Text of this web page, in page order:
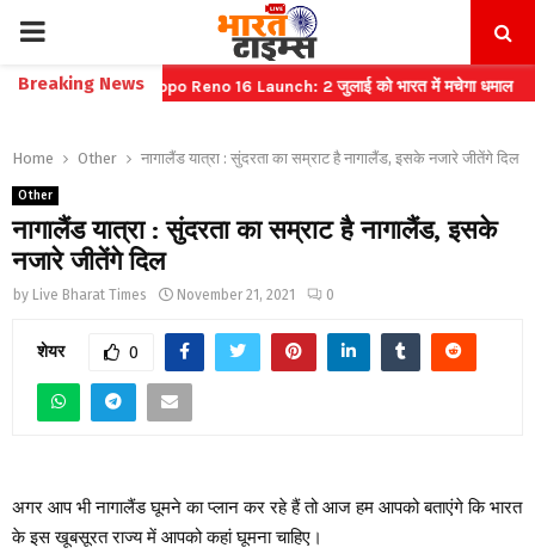
PRIMARY
MENU
Breaking News
बुकिंग ⇝ Oppo Reno 16 Launch: 2 जुलाई को भारत में मचेगा धमाल ⇝
Home Other नागालैंड यात्रा : सुंदरता का सम्राट है नागालैंड, इसके नजारे जीतेंगे दिल
Other
नागालैंड यात्रा : सुंदरता का सम्राट है नागालैंड, इसके
नजारे जीतेंगे दिल
by Live Bharat Times November 21, 2021 0
शेयर 0
अगर आप भी नागालैंड घूमने का प्लान कर रहे हैं तो आज हम आपको बताएंगे कि भारत
के इस खूबसूरत राज्य में आपको कहां घूमना चाहिए।